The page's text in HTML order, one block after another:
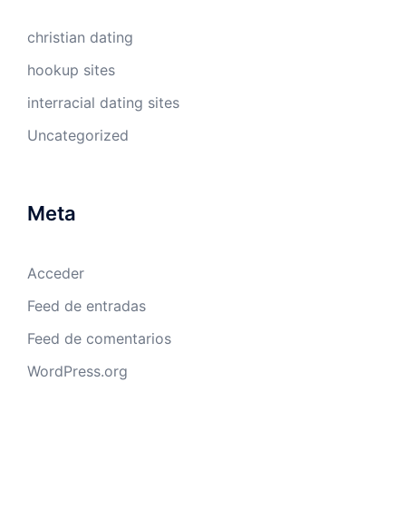
christian dating
hookup sites
interracial dating sites
Uncategorized
Meta
Acceder
Feed de entradas
Feed de comentarios
WordPress.org